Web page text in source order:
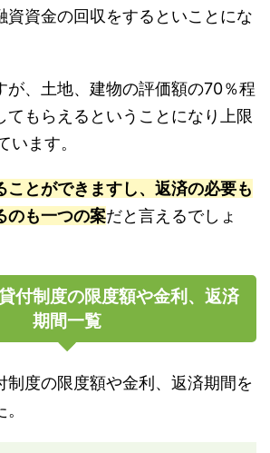
資資金の回収をするといことにな
が、土地、建物の評価額の70％程
てもらえるということになり上限
います。
ことができますし、返済の必要も
のも一つの案だと言えるでしょ
付制度の限度額や金利、返済
期間一覧
制度の限度額や金利、返済期間を